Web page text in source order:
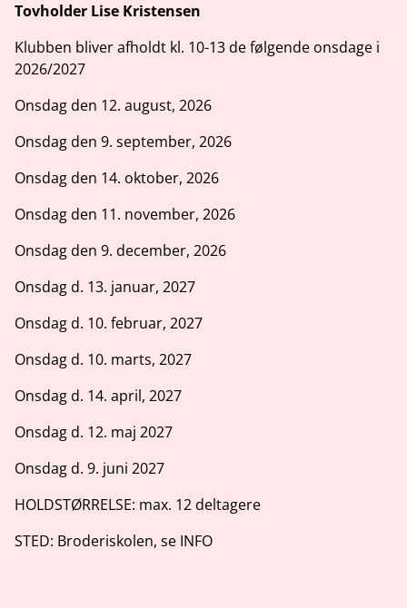
Tovholder Lise Kristensen
Klubben bliver afholdt kl. 10-13 de følgende onsdage i
2026/2027
Onsdag den 12. august, 2026
Onsdag den 9. september, 2026
Onsdag den 14. oktober, 2026
Onsdag den 11. november, 2026
Onsdag den 9. december, 2026
Onsdag d. 13. januar, 2027
Onsdag d. 10. februar, 2027
Onsdag d. 10. marts, 2027
Onsdag d. 14. april, 2027
Onsdag d. 12. maj 2027
Onsdag d. 9. juni 2027
HOLDSTØRRELSE: max. 12 deltagere
STED: Broderiskolen, se INFO